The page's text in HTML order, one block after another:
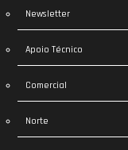
Newsletter
Apoio Técnico
Comercial
Norte